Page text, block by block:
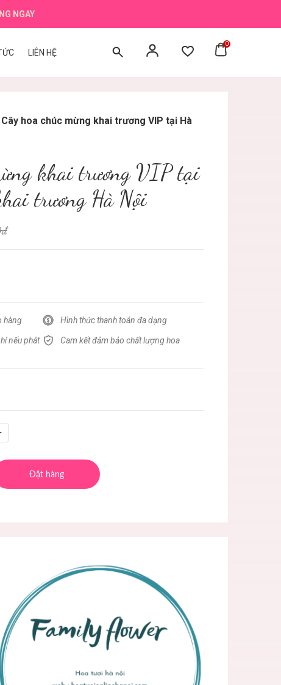
NGAY
LIÊN HỆ
0
Cây hoa chúc mừng khai trương VIP tại Hà
khai trương VIP tại
trương Hà Nội
hàng Hình thức thanh toán đa dạng
nếu phát
Cam kết đảm bảo chất lượng hoa
Đặt hàng